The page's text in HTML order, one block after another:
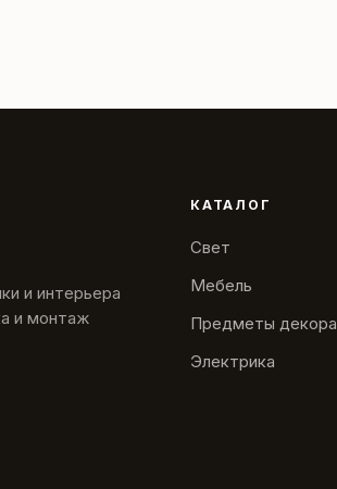
и интерьера
и монтаж
КАТАЛОГ
Свет
Мебель
Предметы декора
Электрика